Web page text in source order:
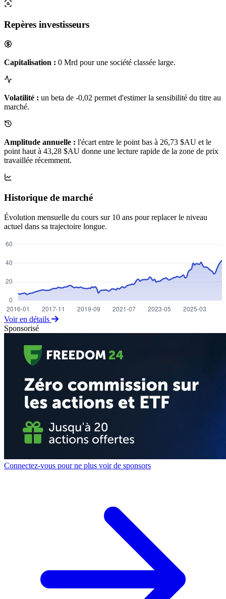
Repères investisseurs
Capitalisation : 0 Mrd pour une société classée large.
Volatilité : un beta de -0,02 permet d'estimer la sensibilité du titre au
marché.
Amplitude annuelle : l'écart entre le point bas à 26,73 $AU et le
point haut à 43,28 $AU donne une lecture rapide de la zone de prix
travaillée récemment.
Historique de marché
Évolution mensuelle du cours sur 10 ans pour replacer le niveau
actuel dans sa trajectoire longue.
Voir en détails
Sponsorisé
Connectez-vous pour ne plus voir de sponsors